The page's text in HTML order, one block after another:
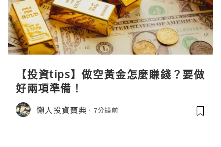
【投資tips】做空黃金怎麼賺錢？要做
好兩項準備！
懶人投資寶典 7分鐘前